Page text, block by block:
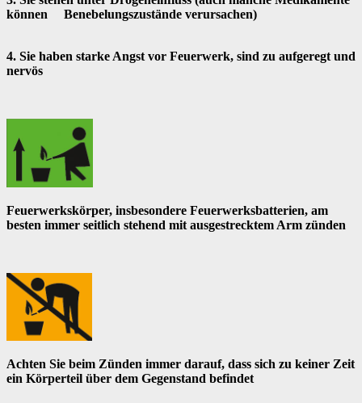
können Benebelungszustände verursachen)
4. Sie haben starke Angst vor Feuerwerk, sind zu aufgeregt und
nervös
Feuerwerkskörper, insbesondere Feuerwerksbatterien, am
besten immer seitlich stehend mit ausgestrecktem Arm zünden
Achten Sie beim Zünden immer darauf, dass sich zu keiner Zeit
ein Körperteil über dem Gegenstand befindet